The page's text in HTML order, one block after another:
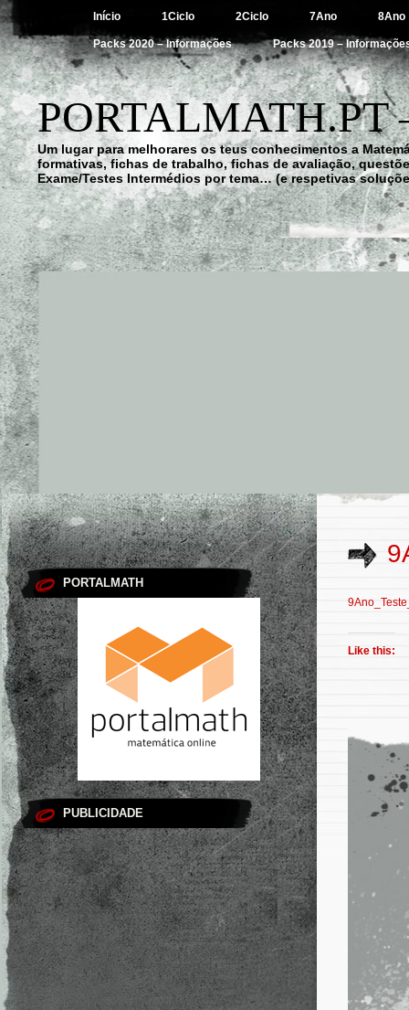
Início 1Ciclo 2Ciclo 7Ano 8Ano
Packs 2020 – Informações Packs 2019 –
Um lugar para melhorares os teus conhecimentos a
formativas, fichas de trabalho, fichas de avaliação,
Exame/Testes Intermédios por tema… (e respetivas
PORTALMATH
PUBLICIDADE
Like this: